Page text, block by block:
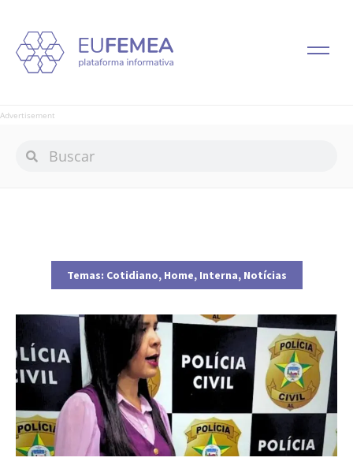
Advertisement
Temas: Cotidiano, Home, Interna, Notícias